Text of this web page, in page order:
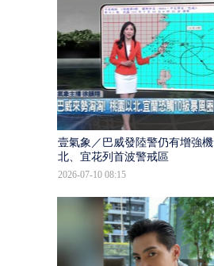
壹氣象／巴威發陸警仍有增強
北、宜花列首波警戒區
2026-07-10 08:15